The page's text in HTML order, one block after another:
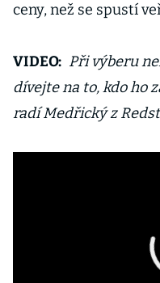
ceny, než se spustí
VIDEO: Při výberu
dívejte na to, kdo ho
radí Medřický z